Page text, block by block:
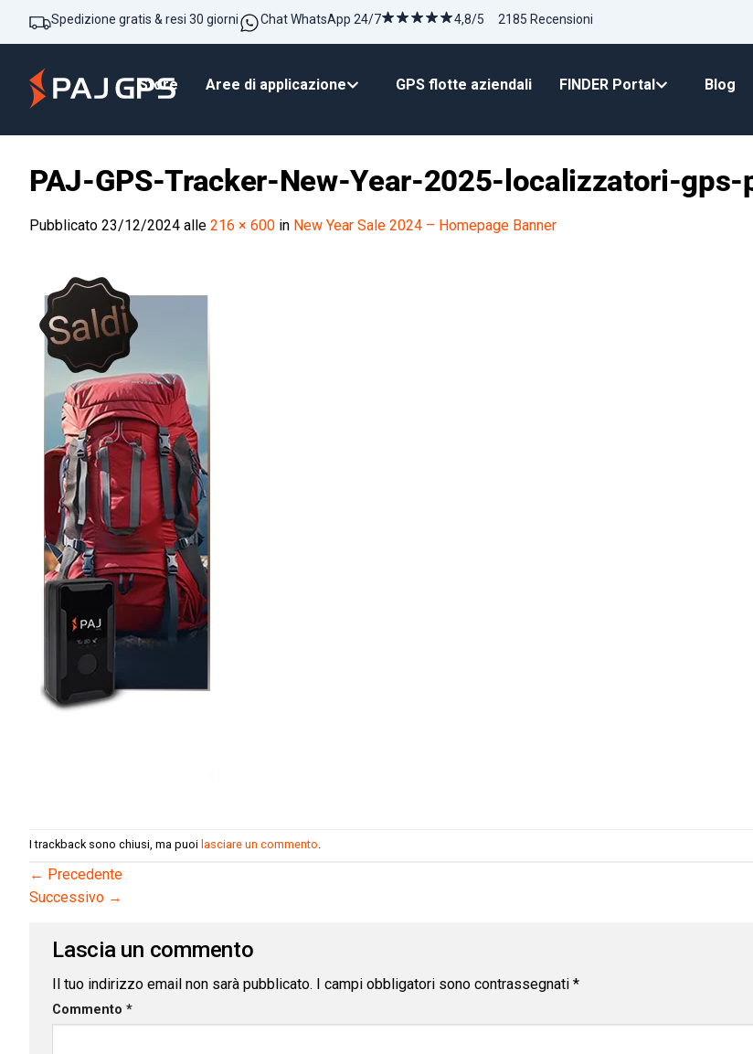
Spedizione gratis & resi 30 giorni Chat WhatsApp 24/7 4,8/5 2185 Recensioni
Store Aree di applicazione GPS flotte aziendali FINDER Portal Blog
PAJ-GPS-Tracker-New-Year-2025-localizzatori-
Pubblicato 23/12/2024 alle 216 × 600 in New Year Sale 2024 – Homepage Banner
I trackback sono chiusi, ma puoi lasciare un commento
← Precedente
Successivo →
Lascia un commento
Il tuo indirizzo email non sarà pubblicato. I campi obbligatori sono contrassegnati *
Commento *